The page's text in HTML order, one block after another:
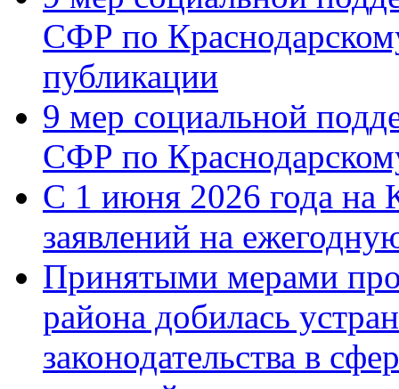
СФР по
публикации
9 мер социальной
СФР по
С 1 июня 2026 года на
заявлений на
Принятыми мерами
района добилась
законодательства в